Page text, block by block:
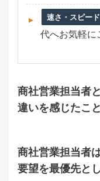
速さ・スピード
代へお気軽に
商社営業担当者
違いを感じたこ
商社営業担当者
要望を最優先と